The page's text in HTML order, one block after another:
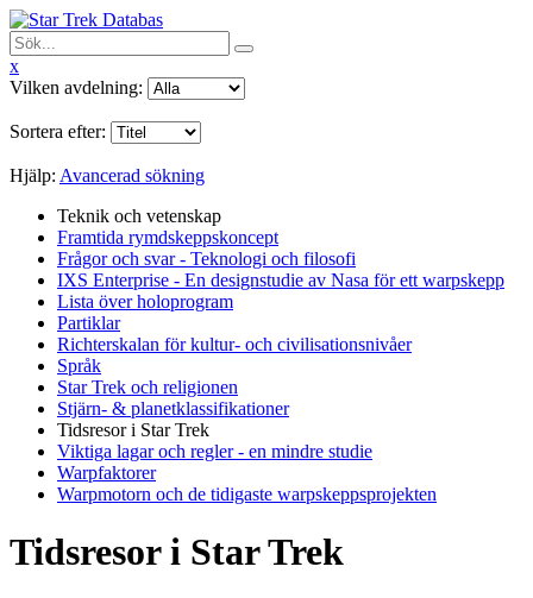
x
Vilken avdelning:
Sortera efter:
Hjälp: Avancerad sökning
Teknik och vetenskap
Framtida rymdskeppskoncept
Frågor och svar - Teknologi och filosofi
IXS Enterprise - En designstudie av Nasa för ett warpskepp
Lista över holoprogram
Partiklar
Richterskalan för kultur- och civilisationsnivåer
Språk
Star Trek och religionen
Stjärn- & planetklassifikationer
Tidsresor i Star Trek
Viktiga lagar och regler - en mindre studie
Warpfaktorer
Warpmotorn och de tidigaste warpskeppsprojekten
Tidsresor i Star Trek